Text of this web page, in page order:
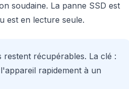
soudaine. La panne SSD est
est en lecture seule.
restent récupérables. La clé :
rapidement à un